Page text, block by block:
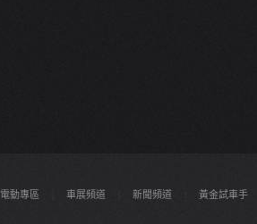
電動專區 車展頻道 新聞頻道 黃金試車手